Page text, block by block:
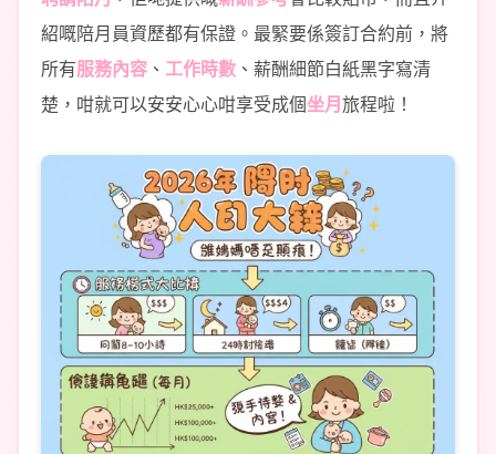
紹嘅陪月員資歷都有保證。最緊要係簽訂合約前，將
所有服務內容 、 工作時數 、薪酬細節白紙黑字寫清
楚，咁就可以安安心心咁享受成個坐月旅程啦！